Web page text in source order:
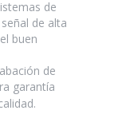
de
de alta
buen
de
garantía